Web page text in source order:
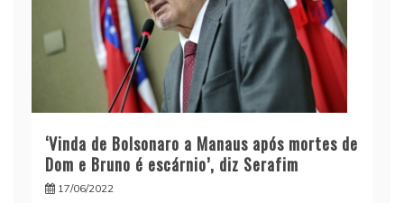
‘Vinda de Bolsonaro a Manaus após mortes de
Dom e Bruno é escárnio’, diz Serafim
17/06/2022